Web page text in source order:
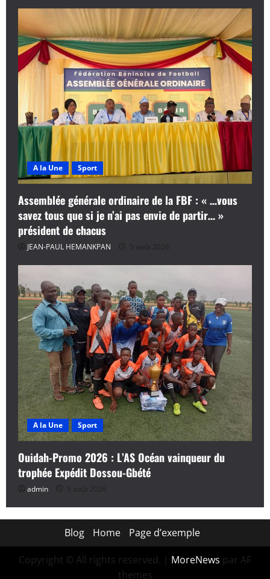
A la Une Sport
Assemblée générale ordinaire de la FBF : « …vous
savez tous que si je n’ai pas envie de partir… »
président de chacus
JEAN-PAUL HEMANKPAN 5 août 2026
A la Une Sport
Ouidah-Promo 2026 : L’AS Océan vainqueur du
trophée Expédit Dossou-Gbété
admin 5 août 2026
Blog Home Page d’exemple
Copyright © All rights reserved. | MoreNews par AF
themes